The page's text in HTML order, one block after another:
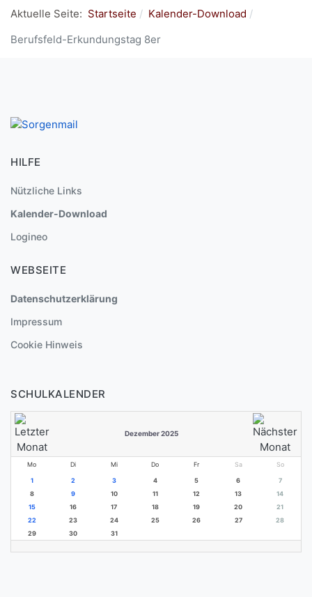
Aktuelle Seite: Startseite
Kalender-Download
Berufsfeld-Erkundungstag 8er
HILFE
Nützliche Links
Kalender-Download
Logineo
WEBSEITE
Datenschutzerklärung
Impressum
Cookie Hinweis
SCHULKALENDER
Dezember 2025
Mo Di Mi Do Fr Sa So
1 2 3 4 5 6
7
8
9 10 11 12 13
14
15
16 17 18 19 20
21
22
23 24 25 26 27
28
29
30 31